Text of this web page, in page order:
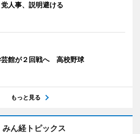
人事、説明避ける
芸館が２回戦へ 高校野球
もっと見る
みん経トピックス